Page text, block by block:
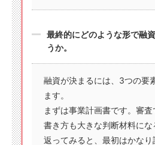
最終的にどのような形で融
うか。
融資が決まるには、3つの要
ます。
まずは事業計画書です。審
書き方も大きな判断材料にな
返ってみると、最初はかなり